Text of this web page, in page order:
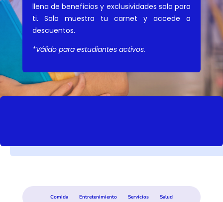
llena de beneficios y exclusividades solo para
ti. Solo muestra tu carnet y accede a
descuentos.
*Válido para estudiantes activos.
Comida Entretenimiento Servicios Salud